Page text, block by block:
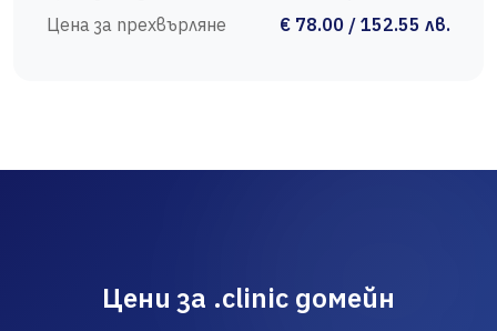
Цена за прехвърляне
€ 78.00 / 152.55 лв.
Цени за .clinic домейн